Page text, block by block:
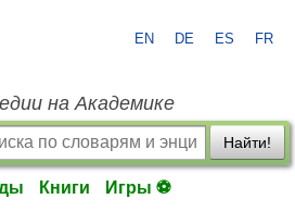
EN DE ES FR
на Академике
Найти!
Книги Игры ⚽